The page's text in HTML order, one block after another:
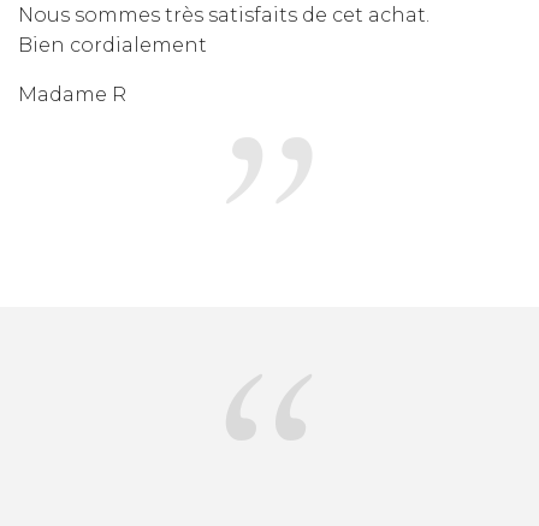
Nous sommes très satisfaits de cet achat.
Bien cordialement
Madame R